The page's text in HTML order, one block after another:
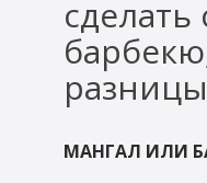
МАНГАЛ ИЛИ